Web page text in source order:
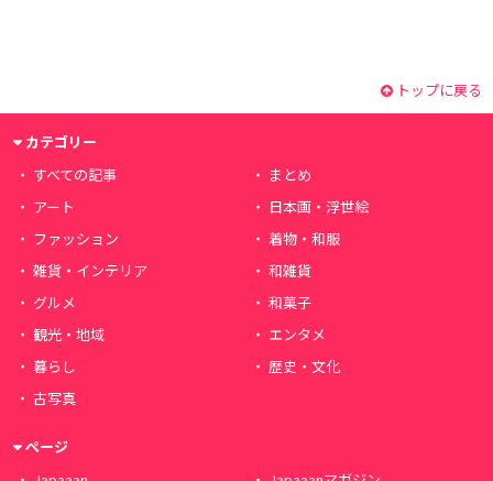
トップに戻る
カテゴリー
すべての記事
まとめ
アート
日本画・浮世絵
ファッション
着物・和服
雑貨・インテリア
和雑貨
グルメ
和菓子
観光・地域
エンタメ
暮らし
歴史・文化
古写真
ページ